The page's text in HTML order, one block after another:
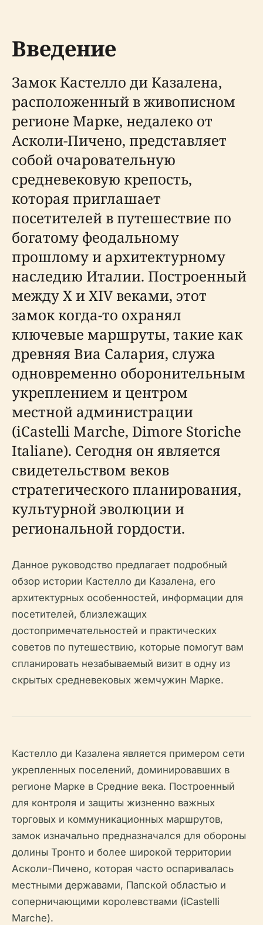
Введение
Замок Кастелло ди Казалена,
расположенный в живописном
регионе Марке, недалеко от
Асколи-Пичено, представляет
собой очаровательную
средневековую крепость,
которая приглашает
посетителей в путешествие по
богатому феодальному
прошлому и архитектурному
наследию Италии. Построенный
между X и XIV веками, этот
замок когда-то охранял
ключевые маршруты, такие как
древняя Виа Салария, служа
одновременно оборонительным
укреплением и центром
местной администрации
(iCastelli Marche, Dimore Storiche
Italiane). Сегодня он является
свидетельством веков
стратегического планирования,
культурной эволюции и
региональной гордости.
Данное руководство предлагает подробный
обзор истории Кастелло ди Казалена, его
архитектурных особенностей, информации для
посетителей, близлежащих
достопримечательностей и практических
советов по путешествию, которые помогут вам
спланировать незабываемый визит в одну из
скрытых средневековых жемчужин Марке.
Кастелло ди Казалена является примером сети
укрепленных поселений, доминировавших в
регионе Марке в Средние века. Построенный
для контроля и защиты жизненно важных
торговых и коммуникационных маршрутов,
замок изначально предназначался для обороны
долины Тронто и более широкой территории
Асколи-Пичено, которая часто оспаривалась
местными державами, Папской областью и
соперничающими королевствами (iCastelli
Marche).